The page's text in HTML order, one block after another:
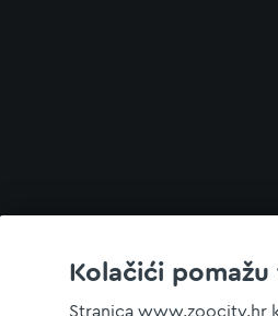
Kolačići
Stranica www.zoocity.hr